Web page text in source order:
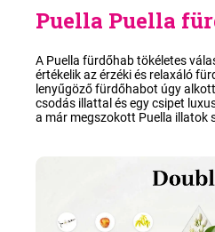
Puella Puella
A Puella fürdőhab tökéletes
értékelik azérzéki és relaxáló
lenyűgöző fürdőhabot úgy
csodás illattal és egy csipet
a már megszokott Puella illatok